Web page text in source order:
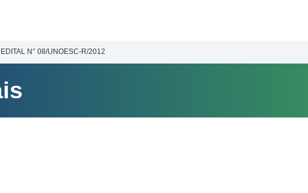
EDITAL N° 08/UNOESC-R/2012